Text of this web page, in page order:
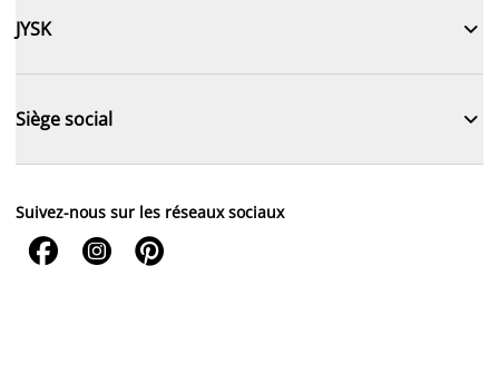
JYSK 
Siège social 
Suivez-nous sur les réseaux sociaux
  